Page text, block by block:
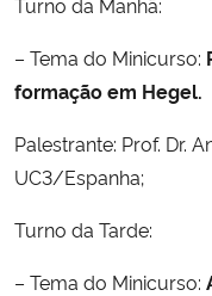
Ministério da Mulher, da
Secretaria de Governo
– Tema do Minicurso:
formação em Hegel.
Palestrante: Prof. Dr.
UC3/Espanha;
Turno da Tarde:
– Tema do Minicurso: